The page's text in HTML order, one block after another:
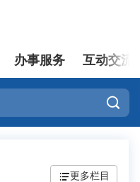
登录
办事服务 互动交流

更多栏目